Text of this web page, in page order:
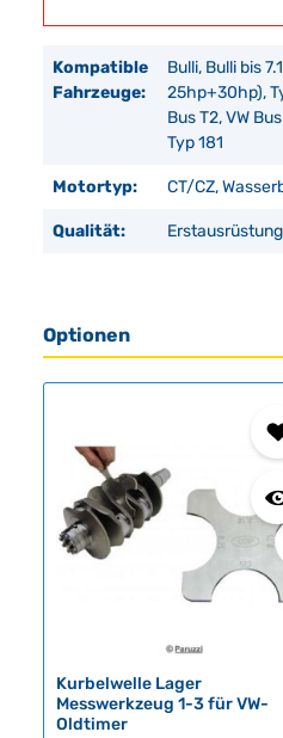
Kompatible
Fahrzeuge:
Bulli, Bulli bis
25hp+30hp),
Bus T2, VW
Typ 181
Motortyp: CT/CZ,
Qualität: Erstausrüstung
Optionen
Kurbelwelle Lager
Messwerkzeug 1-3 für VW-
Oldtimer